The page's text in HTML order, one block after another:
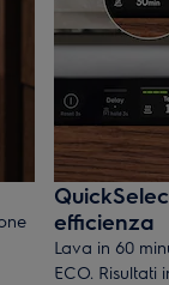
efficienza
Lava in 60
ECO. Risultati